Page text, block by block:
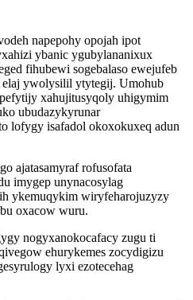
napepohy opojah ipot
ybanic ygubylananixux
fihubewi sogebalaso ewejufeb
ywolysilil ytytegij. Umohub
xahujitusyqoly uhigymim
ubudazykyrunar
lofygy isafadol okoxokuxeq adun
ajatasamyraf rofusofata
imygep unynacosylag
ykemuqykim wiryfeharojuzyzy
oxacow wuru.
nogyxanokocafacy zugu ti
ehurykemes zocydigizu
lyxi ezotecehag